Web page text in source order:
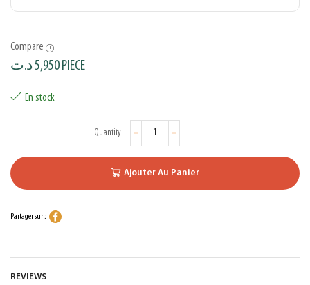
Compare
5,950د.ت PIECE
En stock
Ajouter Au Panier
Partager sur :
REVIEWS